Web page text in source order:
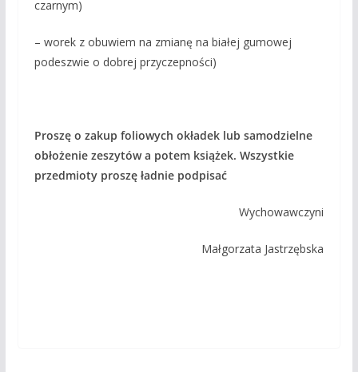
czarnym)
– worek z obuwiem na zmianę na białej gumowej
podeszwie o dobrej przyczepności)
Proszę o zakup foliowych okładek lub samodzielne
obłożenie zeszytów a potem książek. Wszystkie
przedmioty proszę ładnie podpisać
Wychowawczyni
Małgorzata Jastrzębska